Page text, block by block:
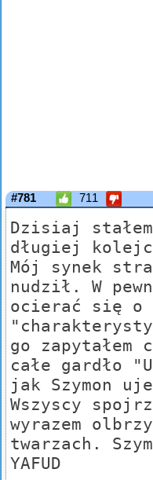
#781 711
Dzisiaj
długiej
Mój synek
nudził. W
ocierać się o
go zapytałem
całe gardło
jak Szymon
Wszyscy
wyrazem
twarzach.
YAFUD